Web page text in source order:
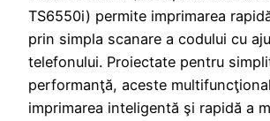
TS6550i) permite imprimarea
prin simpla scanare a codului cu
telefonului. Proiectate pentru
performanţă, aceste
imprimarea inteligentă şi rapidă a